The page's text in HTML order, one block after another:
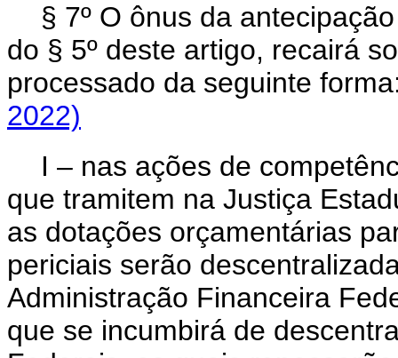
§ 7º O ônus da
do § 5º deste artigo, recairá
processado da seguinte
2022)
I – nas ações de
que tramitem na Justiça
as dotações orçamentárias
periciais serão
Administração Financeira
que se incumbirá de